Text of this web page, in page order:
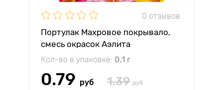
0 отзывов
Портулак Махровое покрывало,
смесь окрасок Аэлита
Кол-во в упаковке: 0.1 г
0.79 руб 1.39 руб